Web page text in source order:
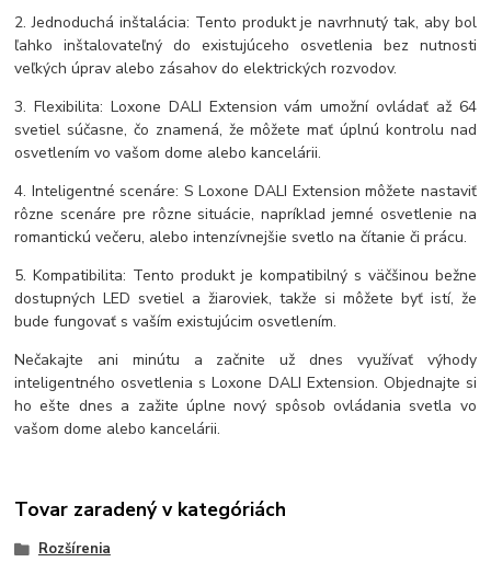
2. Jednoduchá inštalácia: Tento produkt je navrhnutý tak, aby bol
ľahko inštalovateľný do existujúceho osvetlenia bez nutnosti
veľkých úprav alebo zásahov do elektrických rozvodov.
3. Flexibilita: Loxone DALI Extension vám umožní ovládať až 64
svetiel súčasne, čo znamená, že môžete mať úplnú kontrolu nad
osvetlením vo vašom dome alebo kancelárii.
4. Inteligentné scenáre: S Loxone DALI Extension môžete nastaviť
rôzne scenáre pre rôzne situácie, napríklad jemné osvetlenie na
romantickú večeru, alebo intenzívnejšie svetlo na čítanie či prácu.
5. Kompatibilita: Tento produkt je kompatibilný s väčšinou bežne
dostupných LED svetiel a žiaroviek, takže si môžete byť istí, že
bude fungovať s vaším existujúcim osvetlením.
Nečakajte ani minútu a začnite už dnes využívať výhody
inteligentného osvetlenia s Loxone DALI Extension. Objednajte si
ho ešte dnes a zažite úplne nový spôsob ovládania svetla vo
vašom dome alebo kancelárii.
Tovar zaradený v kategóriách
Rozšírenia